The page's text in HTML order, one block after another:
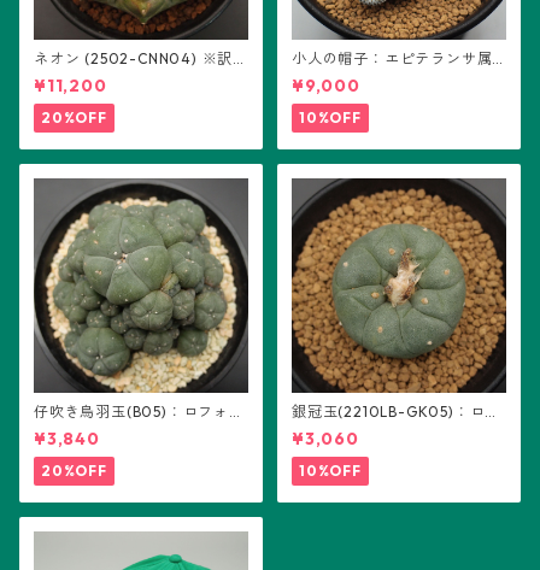
ネオン (2502-CNN04) ※訳あ
り：ギムノカリキウム属 ※実
生
¥11,200
20%OFF
小人の帽子：エピテランサ属
(B01)
¥9,000
10%OFF
仔吹き烏羽玉(B05)：ロフォフ
ォラ属
¥3,840
20%OFF
銀冠玉(2210LB-GK05)：ロフ
ォフォラ属 ※実生
¥3,060
10%OFF